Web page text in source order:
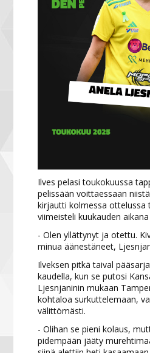
Ilves pelasi toukokuussa
pelissään voittaessaan
kirjautti kolmessa ottelussa
viimeisteli kuukauden
- Olen yllättynyt ja otettu.
minua äänestäneet,
Ilveksen pitkä taival
kaudella, kun se putosi
Ljesnjaninin mukaan
kohtaloa surkuttelemaan,
välittömästi.
- Olihan se pieni kolaus,
pidempään jääty